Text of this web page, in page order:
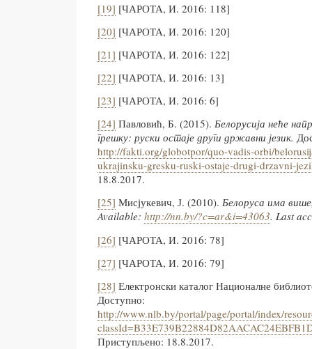
[19] [ЧАРОТА, И. 2016: 118]
[20] [ЧАРОТА, И. 2016: 120]
[21] [ЧАРОТА, И. 2016: 122]
[22] [ЧАРОТА, И. 2016: 13]
[23] [ЧАРОТА, И. 2016: 6]
[24] Павловић, Б. (2015). Белорусија неће
грешку: руски остаје други државни језик.
http://fakti.org/globotpor/quo-vadis-orbi/
ukrajinsku-gresku-ruski-ostaje-drugi-drzavni-
18.8.2017.
[25] Мисјукевич, Ј. (2010). Белоруса има
Available: http://nn.by/?c=ar&i=43063. Last
[26] [ЧАРОТА, И. 2016: 78]
[27] [ЧАРОТА, И. 2016: 79]
[28] Електронски каталог Националне
Доступно:
http://www.nlb.by/portal/page/portal/index/
Приступљено: 18.8.2017.